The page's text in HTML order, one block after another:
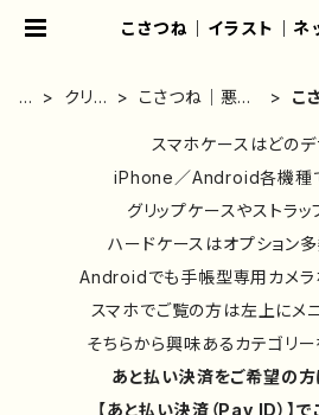
こさつね｜イラスト｜ネ
れ/イラストレーター/グ
払い/通販｜雑貨屋
ホ
クリエ
こさつね｜悪い
ダ｜グッズ
こ
ン
スマホケースはどのデ
iPhone／Android各機種
グリップケースやストラッ
ハードケースはオプション
Androidでも手帳型専用カメ
スマホでご覧の方は左上にメ
そちらから興味あるカテゴリ
あと払い決済をご希望の
【あと払い決済（Pay ID）】で